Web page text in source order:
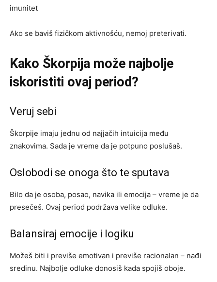
imunitet
Ako se baviš fizičkom aktivnošću, nemoj preterivati.
Kako Škorpija može najbolje
iskoristiti ovaj period?
Veruj sebi
Škorpije imaju jednu od najjačih intuicija među
znakovima. Sada je vreme da je potpuno poslušaš.
Oslobodi se onoga što te sputava
Bilo da je osoba, posao, navika ili emocija – vreme je da
presečeš. Ovaj period podržava velike odluke.
Balansiraj emocije i logiku
Možeš biti i previše emotivan i previše racionalan – nađi
sredinu. Najbolje odluke donosiš kada spojiš oboje.